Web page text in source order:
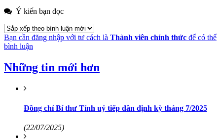
Ý kiến bạn đọc
Bạn cần đăng nhập với tư cách là Thành viên chính thức để có thể
bình luận
Những tin mới hơn
Đồng chí Bí thư Tỉnh uỷ tiếp dân định kỳ tháng 7/2025
(22/07/2025)